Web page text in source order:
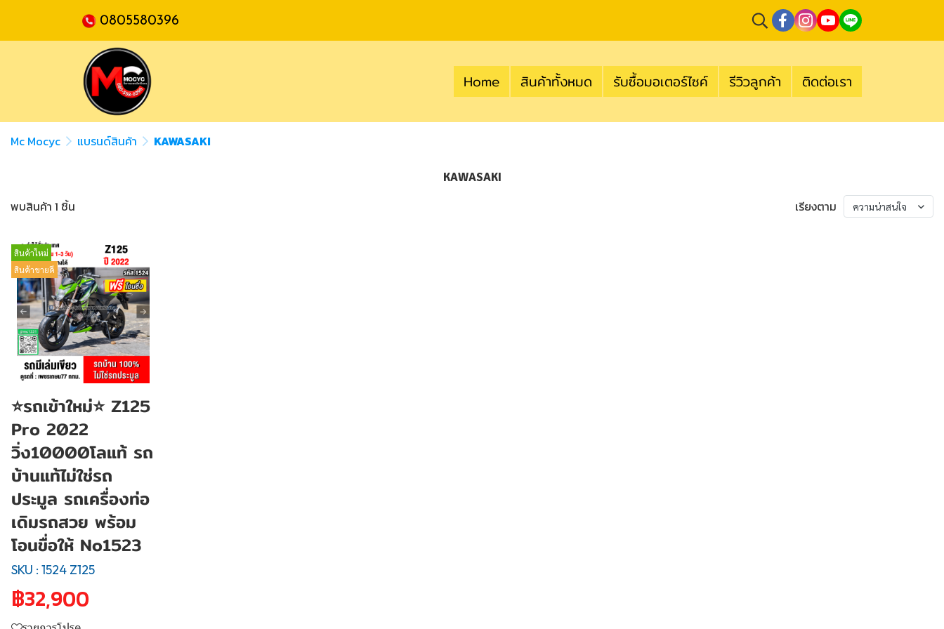
0805580396
Home สินค้าทั้งหมด รับซื้อมอเตอร์ไซค์ รีวิวลูกค้า ติดต่อเรา
Mc Mocyc แบรนด์สินค้า KAWASAKI
KAWASAKI
พบสินค้า 1 ชิ้น เรียงตาม ความน่าสนใจ
สินค้าใหม่
สินค้าขายดี
⭐รถเข้าใหม่⭐ Z125
Pro 2022
วิ่ง10000โลแท้ รถ
บ้านแท้ไม่ใช่รถ
ประมูล รถเครื่องท่อ
เดิมรถสวย พร้อม
โอนขื่อให้ No1523
SKU : 1524 Z125
฿32,900